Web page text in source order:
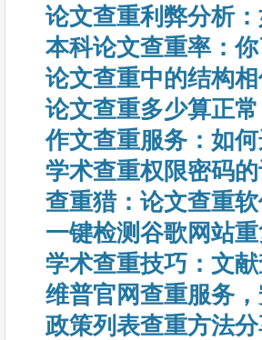
论文查重利弊分析
本科论文查重率：
论文查重中的结构
论文查重多少算正
作文查重服务：如
学术查重权限密码
查重猎：论文查重
一键检测谷歌网站
学术查重技巧：文
维普官网查重服务
政策列表查重方法